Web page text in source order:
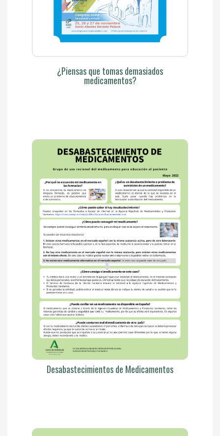
¿Piensas que tomas demasiados
medicamentos?
Desabastecimientos de Medicamentos